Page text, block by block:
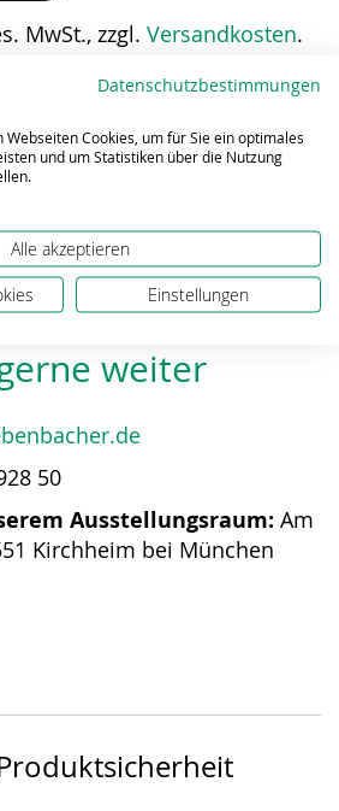
MwSt., zzgl. Versandkosten.
Produkt
weiter
50
Ausstellungsraum: Am
Kirchheim bei München
Datenschutzbestimmungen
Cookies, um für Sie ein optimales
und um Statistiken über die Nutzung
Alle akzeptieren
Einstellungen